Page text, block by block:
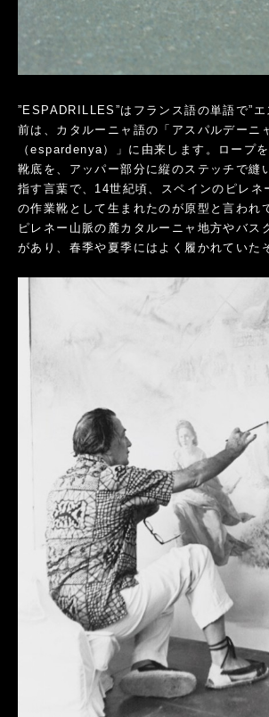
”ESPADRILLES”はフランス語の単語で”エ
前は、カタルーニャ語の「アスパルデーニ
（espardenya）」に由来します。ロープ
靴底を、アッパー部分に縦のステッチで縫
指す言葉で、14世紀頃、スペインのピレネ
の作業靴として生まれたのが原型と言われ
ピレネー山脈の麓カタルーニャ地方やバス
があり、春季や夏季にはよく履かれていた